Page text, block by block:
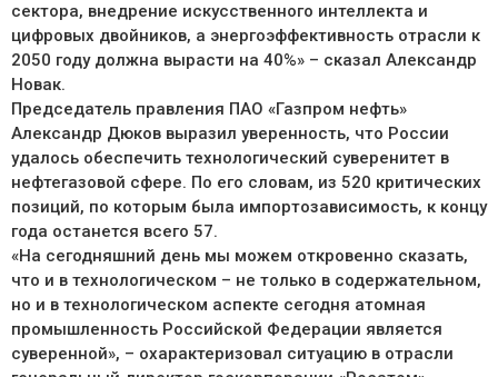
сектора, внедрение искусственного интеллекта и
цифровых двойников, а энергоэффективность отрасли к
2050 году должна вырасти на 40%» – сказал Александр
Новак.
Председатель правления ПАО «Газпром нефть»
Александр Дюков выразил уверенность, что России
удалось обеспечить технологический суверенитет в
нефтегазовой сфере. По его словам, из 520 критических
позиций, по которым была импортозависимость, к концу
года останется всего 57.
«На сегодняшний день мы можем откровенно сказать,
что и в технологическом – не только в содержательном,
но и в технологическом аспекте сегодня атомная
промышленность Российской Федерации является
суверенной», – охарактеризовал ситуацию в отрасли